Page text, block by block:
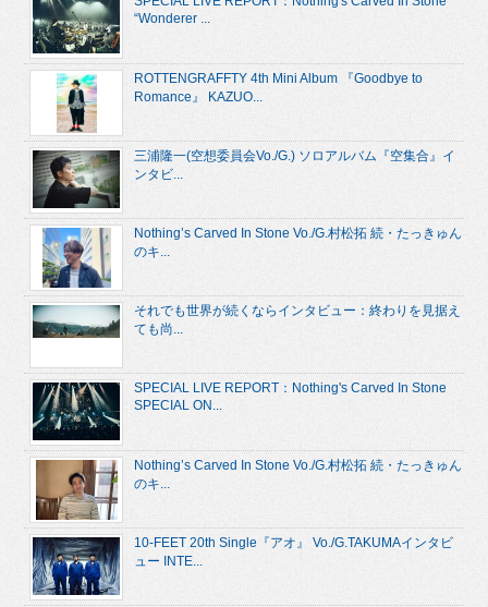
“Wonderer ...
ROTTENGRAFFTY 4th Mini Album 『Goodbye to
Romance』 KAZUO...
三浦隆一(空想委員会Vo./G.) ソロアルバム『空集合』イ
ンタビ...
Nothing’s Carved In Stone Vo./G.村松拓 続・たっきゅん
のキ...
それでも世界が続くならインタビュー：終わりを見据え
ても尚...
SPECIAL LIVE REPORT：Nothing's Carved In Stone
SPECIAL ON...
Nothing’s Carved In Stone Vo./G.村松拓 続・たっきゅん
のキ...
10-FEET 20th Single『アオ』 Vo./G.TAKUMAインタビ
ュー INTE...